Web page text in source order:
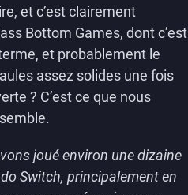
et c’est clairement
Bottom Games, dont c’est
et probablement le
assez solides une fois
? C’est ce que nous
joué environ une dizaine
Switch, principalement en